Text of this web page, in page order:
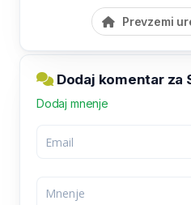
Prevzemi
Dodaj komentar za
Dodaj mnenje